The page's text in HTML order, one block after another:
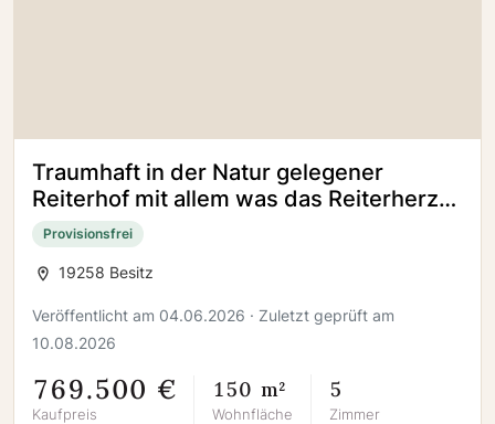
Traumhaft in der Natur gelegener
Reiterhof mit allem was das Reiterherz
begehrt
Provisionsfrei
19258 Besitz
Veröffentlicht am 04.06.2026 · Zuletzt geprüft am
10.08.2026
769.500 €
Kaufpreis
150 m²
Wohnfläche
5
Zimmer